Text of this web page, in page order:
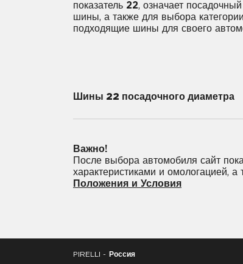
показатель 22, означает
шины, а также для выбора
подходящие шины для своего
Шины 22 посадочного диаметра
285/40R22
325/40R22 325/55R22
Важно!
После выбора автомобиля сайт
характеристиками и омологацией,
Положения и Условия
PIRELLI - Россия